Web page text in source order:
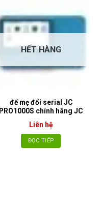
HẾT HÀNG
đế mẹ đổi serial JC
PRO1000S chính hãng JC
Liên hệ
ĐỌC TIẾP